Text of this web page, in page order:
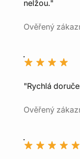
nelžou."
Ověřený
"Rychlá
Ověřený